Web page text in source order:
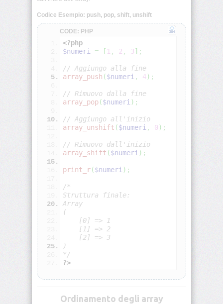
PHP:
Scope
variabili
PHP:
Funzioni
PHP:
Array
indicizzati
PHP:
Array
associativi
PHP:
Array
multidimensionali
PHP:
Funzioni
per
array
PHP:
Stringhe
Codice Esempio: push, pop, shift, unshift
CODE: PHP
<?php
$numeri
= [ 1 , 2 , 3] ;
// Aggiungo alla fine
array_push ($numeri , 4) ;
// Rimuovo dalla fine
array_pop($numeri ) ;
// Aggiungo all'inizio
array_unshift ($numeri , 0) ;
// Rimuovo dall'inizio
array_shift ($numeri ) ;
print_r($numeri ) ;
/*
Struttura finale:
Array
(
[0] => 1
[1] => 2
[2] => 3
)
*/
?>
Ordinamento degli array